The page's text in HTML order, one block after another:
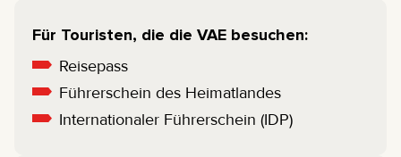
Für Touristen, die die VAE besuchen:
Reisepass
Führerschein des Heimatlandes
Internationaler Führerschein (IDP)